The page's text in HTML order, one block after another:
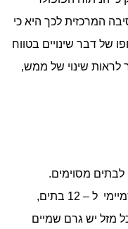
המרכזית לכך היא כי
של דבר שינויים בטווח
שינוי של ממש,
לבתים מסוימים.
האסטרולוגים מחלקים את המרחב השמיימי ל – 12 בתים,
מזל יש גרם שמיים